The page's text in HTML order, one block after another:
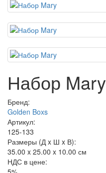
Набор Mary
Бренд:
Golden Boxs
Артикул:
125-133
Размеры (Д x Ш x В):
35.00 x 25.00 x 10.00 см
НДС в цене: